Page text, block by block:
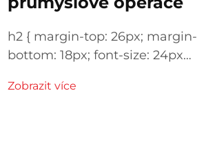
h2 { margin-top: 26px; margin-
bottom: 18px; font-size: 24px
height: normal; } h3 { margin-top:
Zobrazit více